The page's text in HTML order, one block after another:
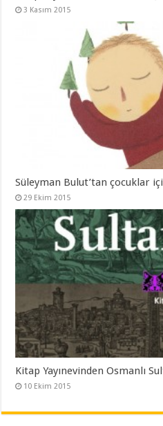
3 Kasım 2015
Süleyman Bulut’tan çocuklar
29 Ekim 2015
Kitap Yayınevinden Osmanlı
10 Ekim 2015